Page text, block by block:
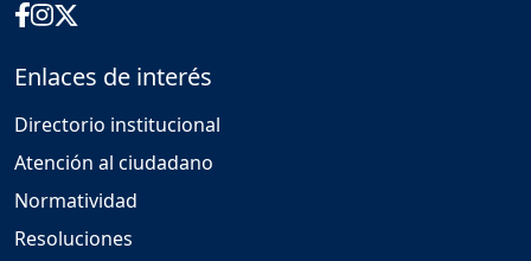
Enlaces de interés
Directorio institucional
Atención al ciudadano
Normatividad
Resoluciones